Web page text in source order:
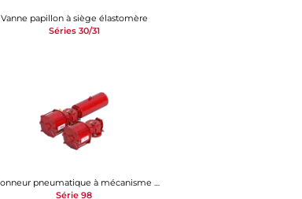
Vanne papillon à siège élastomère
Séries 30/31
Actionneur pneumatique à mécanisme bielle-manivelle
Série 98